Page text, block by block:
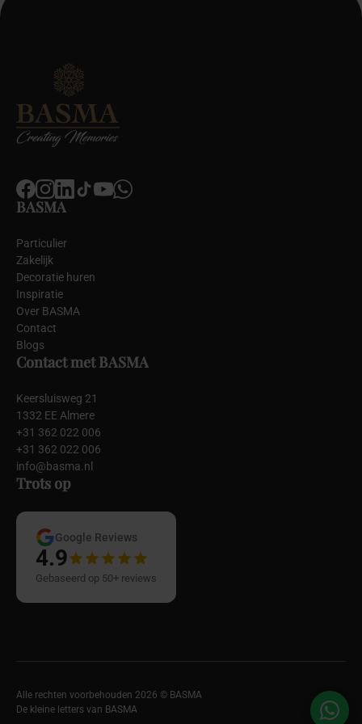
BASMA
Particulier
Zakelijk
Decoratie huren
Inspiratie
Over BASMA
Contact
Blogs
Contact met BASMA
Keersluisweg 21
1332 EE Almere
+31 362 022 006
+31 362 022 006
info@basma.nl
Trots op
Google Reviews
4.9
Gebaseerd op 50+ reviews
Alle rechten voorbehouden 2026 © BASMA
De kleine letters van BASMA